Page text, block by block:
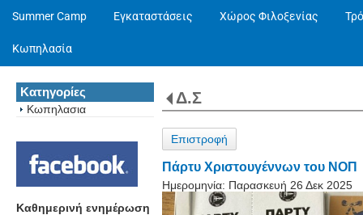
Summer Camp Εγκαταστάσεις Χώρος Φιλοξενίας
Κωπηλασία
Κατηγορίες
Κωπηλασια
Καθημερινή ενημέρωση
Δ.Σ
Επιστροφή
Πάρτυ Χριστουγέννων του ΝΟΠ
Ημερομηνία: Παρασκευή 26 Δεκ 2025